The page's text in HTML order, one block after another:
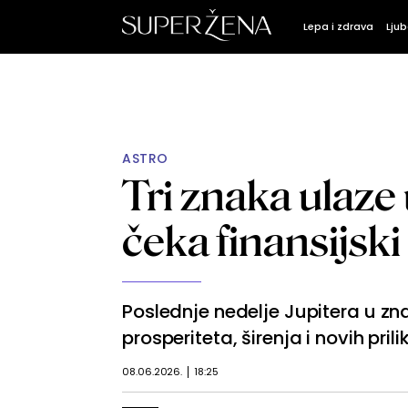
Lepa i zdrava
ASTRO
Tri znaka
čeka
Poslednje nedelje Jupitera u
prosperiteta, širenja i novih
08.06.2026. 18:25